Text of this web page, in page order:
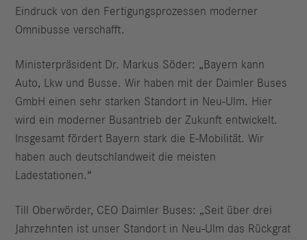
Eindruck von den Fertigungsprozessen moderner
Omnibusse verschafft.
Ministerpräsident Dr. Markus Söder: „Bayern kann
Auto, Lkw und Busse. Wir haben mit der Daimler Buses
GmbH einen sehr starken Standort in Neu-Ulm. Hier
wird ein moderner Busantrieb der Zukunft entwickelt.
Insgesamt fördert Bayern stark die E-Mobilität. Wir
haben auch deutschlandweit die meisten
Ladestationen.“
Till Oberwörder, CEO Daimler Buses: „Seit über drei
Jahrzehnten ist unser Standort in Neu‑Ulm das Rückgrat